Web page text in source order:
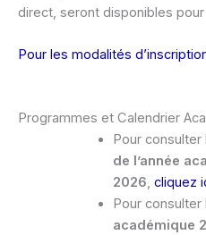
direct, seront disponibles
Pour les modalités
Programmes et Calendrier
Pour consulter
de l’année
2026, cliquez
Pour consulter
académique